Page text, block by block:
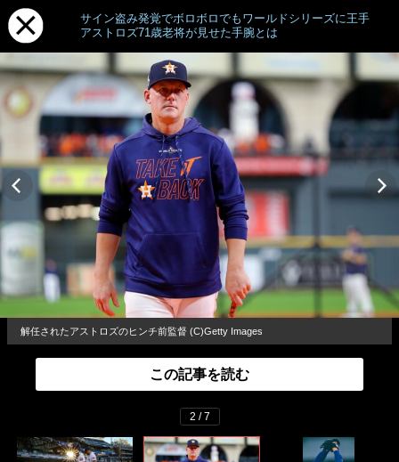
サイン盗み発覚でボロボロでもワールドシリーズに王手
アストロズ71歳老将が見せた手腕とは
解任されたアストロズのヒンチ前監督 (C)Getty Images
この記事を読む
2 / 7